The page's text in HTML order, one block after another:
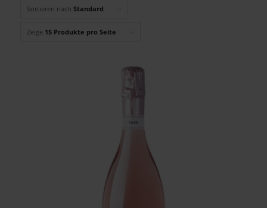
Sortieren nach Standard
Zeige 15 Produkte pro Seite